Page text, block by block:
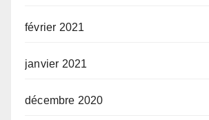
février 2021
janvier 2021
décembre 2020